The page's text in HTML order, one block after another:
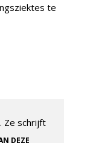
te
Ze schrijft
DEZE